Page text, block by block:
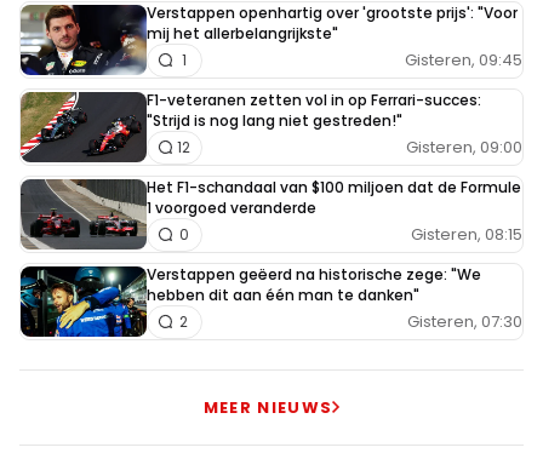
Verstappen openhartig over 'grootste prijs': "Voor
mij het allerbelangrijkste"
Gisteren, 09:45
1
F1-veteranen zetten vol in op Ferrari-succes:
"Strijd is nog lang niet gestreden!"
Gisteren, 09:00
12
Het F1-schandaal van $100 miljoen dat de Formule
1 voorgoed veranderde
Gisteren, 08:15
0
Verstappen geëerd na historische zege: "We
hebben dit aan één man te danken"
Gisteren, 07:30
2
MEER NIEUWS